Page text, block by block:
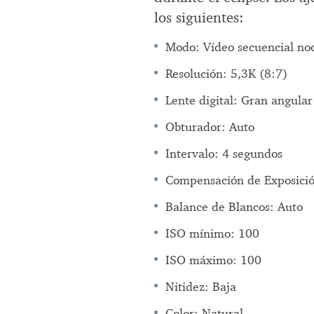
los siguientes:
Modo: Vídeo secuencial
Resolución: 5,3K (8:7)
Lente digital: Gran angular
Obturador: Auto
Intervalo: 4 segundos
Compensación de
Balance de Blancos: Auto
ISO mínimo: 100
ISO máximo: 100
Nitidez: Baja